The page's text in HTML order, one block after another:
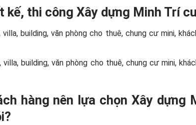
kế, thi công Xây dựng Minh Trí
building, văn phòng cho thuê, chung cư mini,
building, văn phòng cho thuê, chung cư mini,
hàng nên lựa chọn Xây